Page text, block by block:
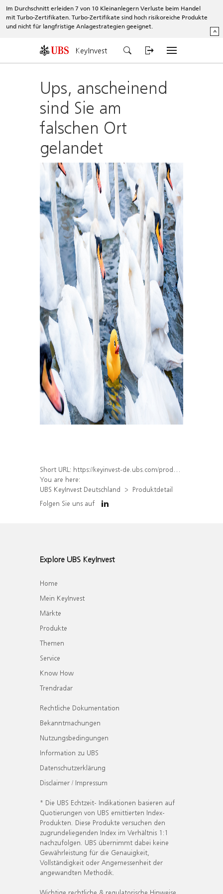
Im Durchschnitt erleiden 7 von 10 Kleinanlegern Verluste beim Handel
mit Turbo-Zertifikaten. Turbo-Zertifikate sind hoch risikoreiche Produkte
und nicht für langfristige Anlagestrategien geeignet.
^
KeyInvest
Ups, anscheinend
sind Sie am
falschen Ort
gelandet
Short URL: https://keyinvest-de.ubs.com/produkt/detail/index/isin/DE000WA6JBK6
You are here:
UBS KeyInvest Deutschland
Produktdetail
Folgen Sie uns auf
Explore UBS KeyInvest
Home
Mein KeyInvest
Märkte
Produkte
Themen
Service
Know How
Trendradar
Rechtliche Dokumentation
Bekanntmachungen
Nutzungsbedingungen
Information zu UBS
Datenschutzerklärung
Disclaimer / Impressum
* Die UBS Echtzeit- Indikationen basieren auf
Quotierungen von UBS emittierten Index-
Produkten. Diese Produkte versuchen den
zugrundeliegenden Index im Verhältnis 1:1
nachzufolgen. UBS übernimmt dabei keine
Gewährleistung für die Genauigkeit,
Vollständigkeit oder Angemessenheit der
angewandten Methodik.